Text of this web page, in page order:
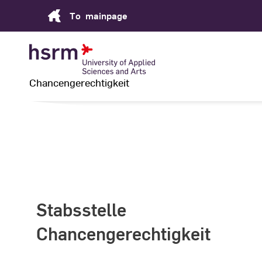
To mainpage
Chancengerechtigkeit
Stabsstelle
Chancengerechtigkeit